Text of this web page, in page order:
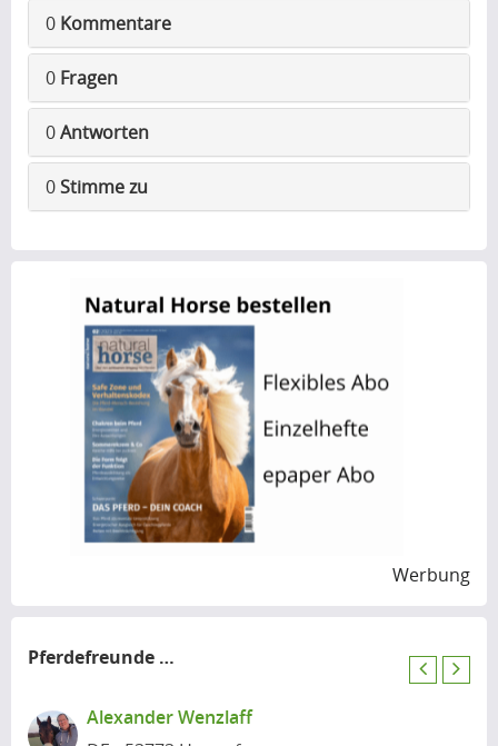
0 Kommentare
0 Fragen
0Antworten
0Stimme zu
Werbung
Pferdefreunde
in der Nähe
Alexander Wenzlaff
P
N